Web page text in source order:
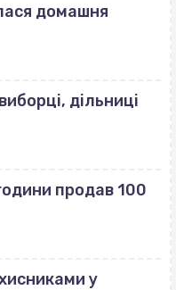
домашня
дільниці
продав 100
у